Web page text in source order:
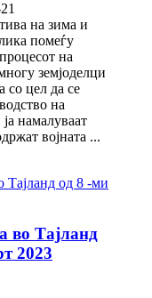
на зима и
помеѓу
на
земјоделци
со цел да се
на
намалуваат
војната ...
во Тајланд
2023